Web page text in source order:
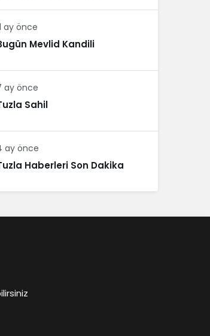
ay önce
Mevlid Kandili
ay önce
Sahil
ay önce
Haberleri Son Dakika